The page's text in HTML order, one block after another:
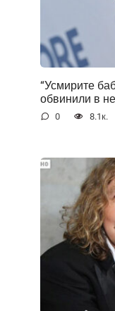
“Усмирите
обвинили в
0 8.1к.